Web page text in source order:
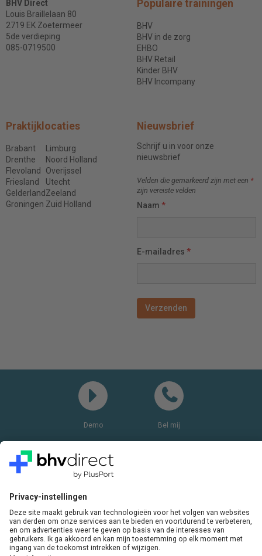
BHV Direct
Louis Braillelaan 80
2719 EK Zoetermeer
5de verdieping
085-0719500
Populaire trainingen
BHV
BHV in de zorg
EHBO
BHV Retail
Kinder BHV
BHV Incompany
Praktijklocaties
Brabant
Drenthe
Flevoland
Friesland
Gelderland
Groningen
Limburg
Noord Holland
Overijssel
Utecht
Zeeland
Zuid Holland
Nieuwsbrief
Schrijf u in voor onze
nieuwsbrief
Velden die gemarkeerd zijn met een *
zijn vereiste velden
Naam *
E-mailadres *
Demo Bel mij
Vragen? Bel ons gerust:
+31(0)85 0719 500
LinkedIn